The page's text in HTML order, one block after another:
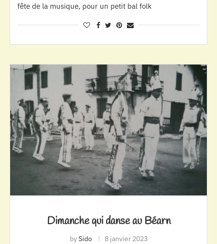
fête de la musique, pour un petit bal folk
Dimanche qui danse au Béarn
bySido 8 janvier 2023